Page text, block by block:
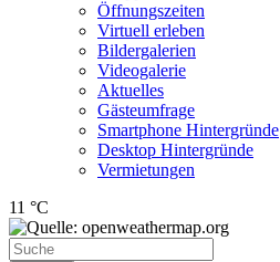
Öffnungszeiten
Virtuell erleben
Bildergalerien
Videogalerie
Aktuelles
Gästeumfrage
Smartphone Hintergründe
Desktop Hintergründe
Vermietungen
11 °C